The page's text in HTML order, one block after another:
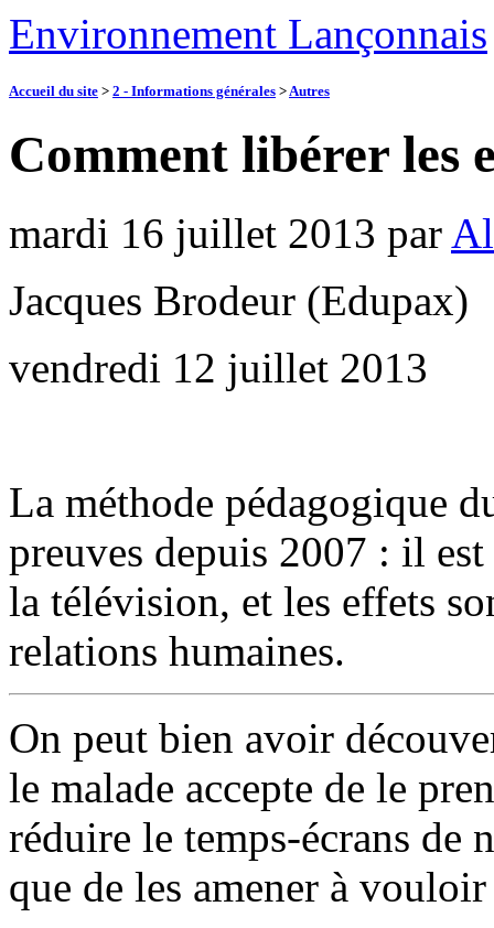
Environnement Lançonnais
Accueil du site > 2 - Informations générales >Autres
Comment libérer les
mardi 16 juillet 2013 par
Jacques Brodeur (Edupax)
vendredi 12 juillet 2013
La méthode pédagogique
preuves depuis 2007 : il
la télévision, et les effets
relations humaines.
On peut bien avoir
le malade accepte de le
réduire le temps-écrans de
que de les amener à